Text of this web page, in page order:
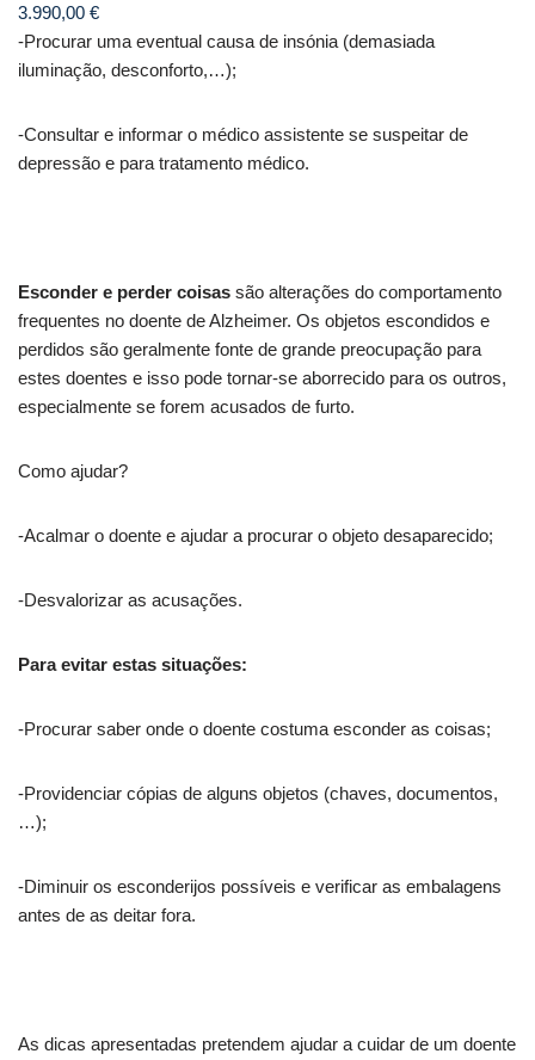
3.990,00 €
-Procurar uma eventual causa de insónia (demasiada
iluminação, desconforto,…);
-Consultar e informar o médico assistente se suspeitar de
depressão e para tratamento médico.
Esconder e perder coisas são alterações do comportamento
frequentes no doente de Alzheimer. Os objetos escondidos e
perdidos são geralmente fonte de grande preocupação para
estes doentes e isso pode tornar-se aborrecido para os outros,
especialmente se forem acusados de furto.
Como ajudar?
-Acalmar o doente e ajudar a procurar o objeto desaparecido;
-Desvalorizar as acusações.
Para evitar estas situações:
-Procurar saber onde o doente costuma esconder as coisas;
-Providenciar cópias de alguns objetos (chaves, documentos,
…);
-Diminuir os esconderijos possíveis e verificar as embalagens
antes de as deitar fora.
As dicas apresentadas pretendem ajudar a cuidar de um doente